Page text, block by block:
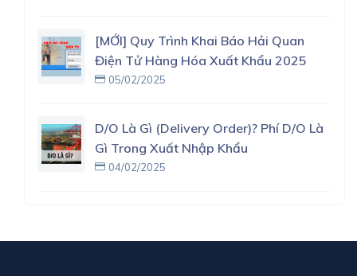
[MỚI] Quy Trình Khai Báo Hải Quan
Điện Tử Hàng Hóa Xuất Khẩu 2025
05/02/2025
D/O Là Gì (delivery Order)? Phí D/O Là
Gì Trong Xuất Nhập Khẩu
04/02/2025